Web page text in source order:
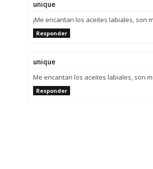
unique
¡Me encantan los aceites labiales, son
Responder
unique
Me encantan los aceites labiales, son
Responder